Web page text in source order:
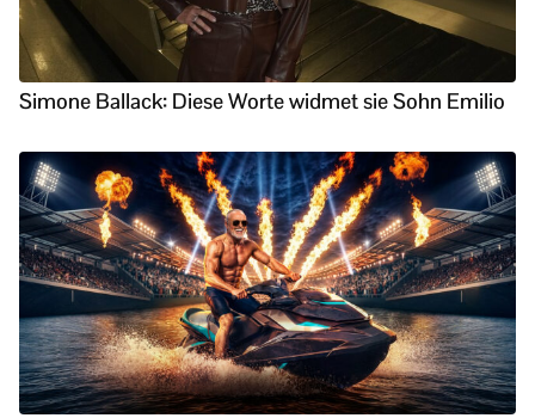
Simone Ballack: Diese Worte widmet sie Sohn Emilio